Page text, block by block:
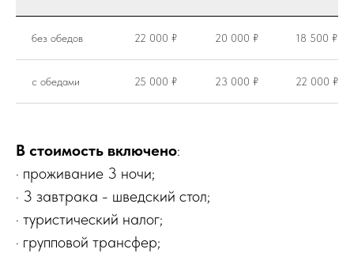
без обедов 22 000 ₽ 20 000 ₽ 18 500 ₽
с обедами 25 000 ₽ 23 000 ₽ 22 000 ₽
В стоимость включено:
· проживание 3 ночи;
· 3 завтрака - шведский стол;
· туристический налог;
· групповой трансфер;